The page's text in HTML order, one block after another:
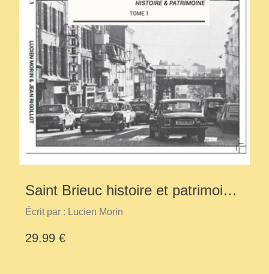
Saint Brieuc histoire et patrimoine
tome 1
Écrit par : Lucien Morin
29.99 €